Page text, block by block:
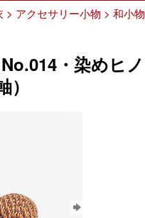
> アクセサリー小物 > 和小物
・染めヒノ